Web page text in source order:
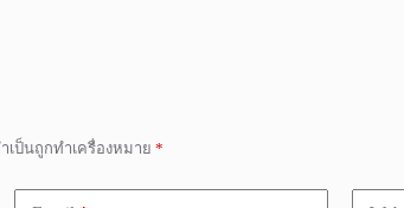
เป็นถูกทำเครื่องหมาย *